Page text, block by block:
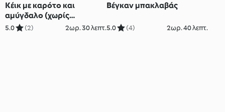
Κέικ με καρότο και
αμύγδαλο (χωρίς
γλουτένη)
5.0 (2) 2ωρ. 30 λεπτ.
Βέγκαν μπακλαβάς
5.0 (4) 2ωρ. 40 λεπτ.